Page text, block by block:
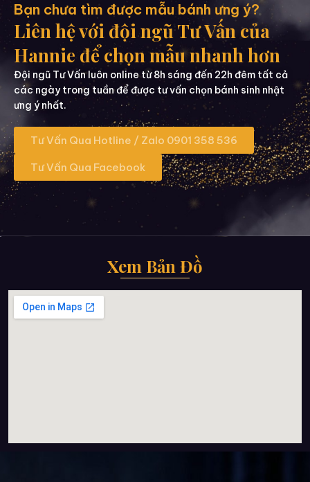
Bạn chưa tìm được mẫu bánh ưng ý?
Liên hệ với đội ngũ Tư Vấn của
Hannie để chọn mẫu nhanh hơn
Đội ngũ Tư Vấn luôn online từ 8h sáng đến 22h đêm tất cả
các ngày trong tuần để được tư vấn chọn bánh sinh nhật
ưng ý nhất.
Tư Vấn Qua Hotline / Zalo 0901 358 536
Tư Vấn Qua Facebook
Xem Bản Đồ